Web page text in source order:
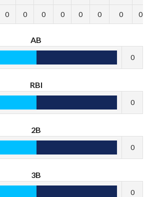
0 0 0 0 0 0 0 0
AB
0
RBI
0
2B
0
3B
0